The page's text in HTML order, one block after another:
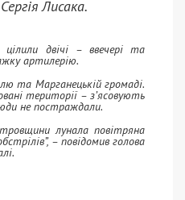
Лисака.
цілили двічі – ввечері та
артилерію.
та Марганецькій громаді.
території – з’ясовують
не постраждали.
лунала повітряна
– повідомив голова